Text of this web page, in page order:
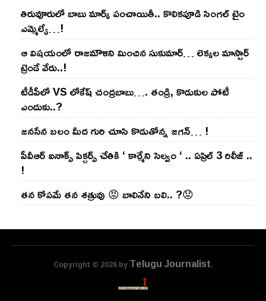
తిరువూరులో బాబు మార్క్ పంచాయితీ.. కొలిక‌పూడి సింగ‌ల్ టైం
ఎమ్మెల్యే…!
ఆ విష‌యంలో రాజ‌మౌళిని మించిన సుకుమార్‌… లెక్క‌ల మాస్టార్
ట్రెండే వేరు..!
టీడీపీలో VS లోకేష్ చంద్ర‌బాబు…. తండ్రి, కొడుకుల పోటీ
ఎందుకు..?
జ‌న‌సేన బ‌లం మీద గురి చూసి కొడుతోన్న జ‌గ‌న్‌… !
పీవీఆర్ ఐనాక్స్ పిక్చర్స్ చేతికి ‘ కార్మేని సెల్వం ‘ .. ఏప్రిల్ 3 రిలీజ్ ..
!
తన కోపమే తన శత్రువు 😡 బాలినేని బలి.. ?😟
Copyright © 2026 byTelugu Journalist.